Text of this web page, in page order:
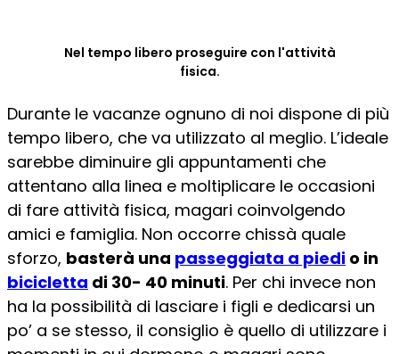
Nel tempo libero proseguire con l'attività
fisica.
Durante le vacanze ognuno di noi dispone di più
tempo libero, che va utilizzato al meglio. L’ideale
sarebbe diminuire gli appuntamenti che
attentano alla linea e moltiplicare le occasioni
di fare attività fisica, magari coinvolgendo
amici e famiglia. Non occorre chissà quale
sforzo, basterà una passeggiata a piedi o in
bicicletta di 30- 40 minuti. Per chi invece non
ha la possibilità di lasciare i figli e dedicarsi un
po’ a se stesso, il consiglio è quello di utilizzare i